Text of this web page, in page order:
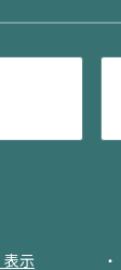
表示